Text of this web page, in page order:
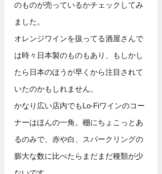
のものが売っているかチェックしてみ
ました。
オレンジワインを扱ってる酒屋さんで
は時々日本製のものもあり、もしかし
たら日本のほうが早くから注目されて
いたのかもしれません。
かなり広い店内でもLo-Fiワインのコー
ナーはほんの一角。棚にちょこっとあ
るのみで、赤や白、スパークリングの
膨大な数に比べたらまだまだ種類が少